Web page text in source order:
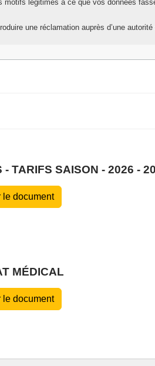
motifs légitimes à ce que vos données
une réclamation auprès d’une autorité
- TARIFS SAISON - 2026 -
le document
MÉDICAL
le document